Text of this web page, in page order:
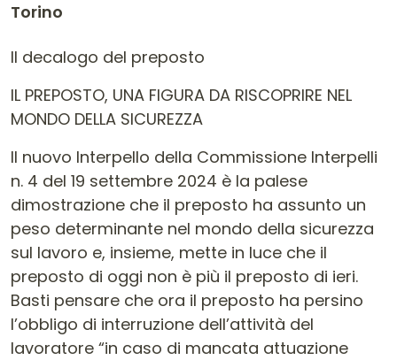
Torino
Contenuto dell'articolo
Il decalogo del preposto
IL PREPOSTO, UNA FIGURA DA RISCOPRIRE NEL
MONDO DELLA SICUREZZA
Il nuovo Interpello della Commissione Interpelli
n. 4 del 19 settembre 2024 è la palese
dimostrazione che il preposto ha assunto un
peso determinante nel mondo della sicurezza
sul lavoro e, insieme, mette in luce che il
preposto di oggi non è più il preposto di ieri.
Basti pensare che ora il preposto ha persino
l’obbligo di interruzione dell’attività del
lavoratore “in caso di mancata attuazione